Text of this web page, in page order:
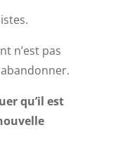
n’est pas
qu’il est